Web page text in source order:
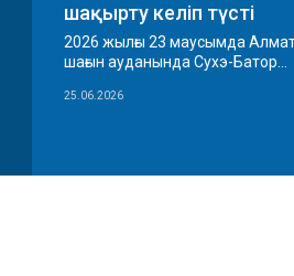
шақырту келіп түсті
2026 жылғы 23 маусымда
шағын ауданында Сухэ-Батор...
25.06.2026